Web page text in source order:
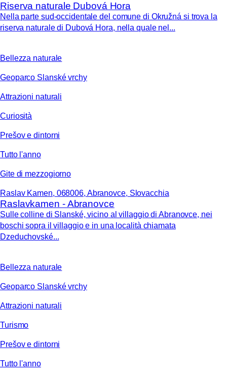
Riserva naturale Dubová Hora
Nella parte sud-occidentale del comune di Okružná si trova la
riserva naturale di Dubová Hora, nella quale nel...
Bellezza naturale
Geoparco Slanské vrchy
Attrazioni naturali
Curiosità
Prešov e dintorni
Tutto l'anno
Gite di mezzogiorno
Raslav Kamen, 068006, Abranovce, Slovacchia
Raslavkamen - Abranovce
Sulle colline di Slanské, vicino al villaggio di Abranovce, nei
boschi sopra il villaggio e in una località chiamata
Dzeduchovské...
Bellezza naturale
Geoparco Slanské vrchy
Attrazioni naturali
Turismo
Prešov e dintorni
Tutto l'anno